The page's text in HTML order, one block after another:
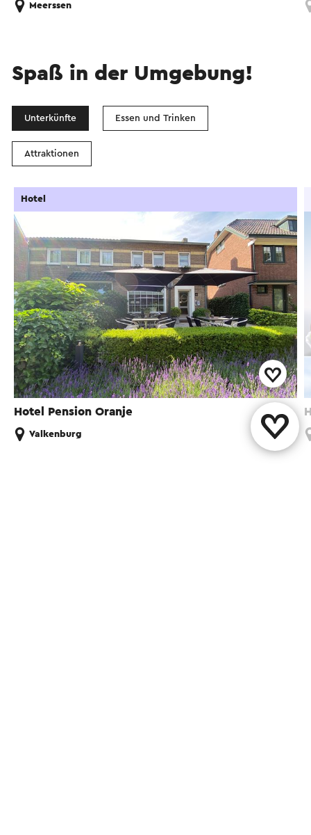
Meerssen
Spaß in der Umgebung!
Unterkünfte Essen und Trinken
Attraktionen
Hotel Pension Oranje
Hotel
Valkenburg